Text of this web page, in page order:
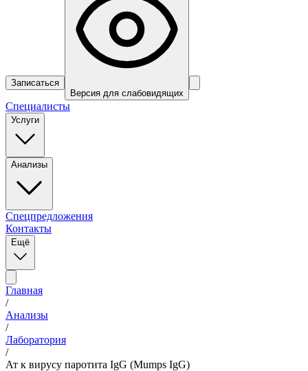
Записаться
Версия для слабовидящих
Специалисты
Услуги
Анализы
Спецпредложения
Контакты
Ещё
Главная
/
Анализы
/
Лаборатория
/
Ат к вирусу паротита IgG (Mumps IgG)